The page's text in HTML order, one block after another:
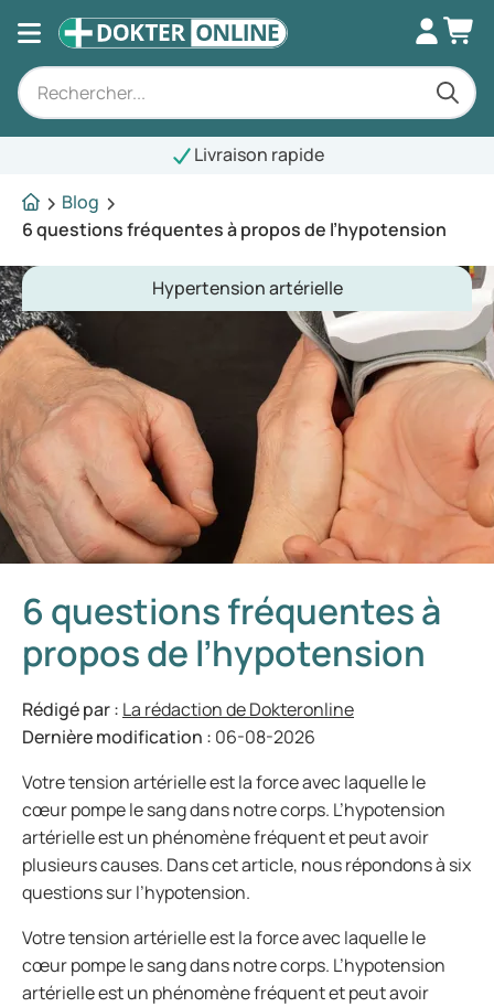
Livraison rapide
Blog
6 questions fréquentes à propos de l’hypotension
Hypertension artérielle
6 questions fréquentes à
propos de l’hypotension
Rédigé par : La rédaction de Dokteronline
Dernière modification : 06-08-2026
Votre tension artérielle est la force avec laquelle le
cœur pompe le sang dans notre corps. L’hypotension
artérielle est un phénomène fréquent et peut avoir
plusieurs causes. Dans cet article, nous répondons à six
questions sur l’hypotension.
Votre tension artérielle est la force avec laquelle le
cœur pompe le sang dans notre corps. L’hypotension
artérielle est un phénomène fréquent et peut avoir